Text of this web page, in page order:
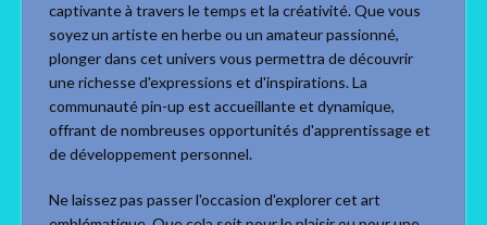
captivante à travers le temps et la créativité. Que vous
soyez un artiste en herbe ou un amateur passionné,
plonger dans cet univers vous permettra de découvrir
une richesse d'expressions et d'inspirations. La
communauté pin-up est accueillante et dynamique,
offrant de nombreuses opportunités d'apprentissage et
de développement personnel.
Ne laissez pas passer l'occasion d'explorer cet art